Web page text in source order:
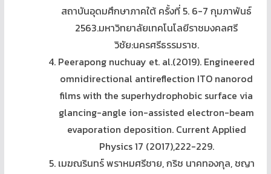
สถาบันอุดมศึกษาภาคใต้ ครั้งที่ 5. 6-7 กุมภาพันธ์
2563.มหาวิทยาลัยเทคโนโลยีราชมงคลศรี
วิชัย:นครศรีธรรมราช.
Peerapong nuchuay et. al.(2019). Engineered
omnidirectional antireflection ITO nanorod
films with the superhydrophobic surface via
glancing-angle ion-assisted electron-beam
evaporation deposition. Current Applied
Physics 17 (2017),222-229.
เมฆณรินทร์ พราหมศรีชาย, กริช นาคทองกุล, ชญา